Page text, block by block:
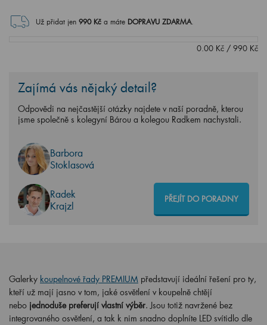
Už přidat jen 990Kč a máte DOPRAVU ZDARMA.
0.00 Kč / 990 Kč
Zajímá vás nějaký detail?
Odpovědi na nejčastější otázky najdete v naší poradně, kterou
jsme společně s kolegyní Bárou a kolegou Radkem nachystali.
Barbora
Stoklasová
Radek
Krajzl
PŘEJÍT DO PORADNY
Galerky koupelnové řady PREMIUM představují ideální řešení pro ty,
kteří už mají jasno v tom, jaké osvětlení v koupelně chtějí
nebo jednoduše preferují vlastní výběr. Jsou totiž navržené bez
integrovaného osvětlení, a tak k nim snadno doplníte LED svítidlo dle